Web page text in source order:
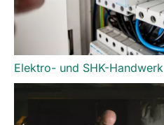
Elektro- und SHK-Handwerk